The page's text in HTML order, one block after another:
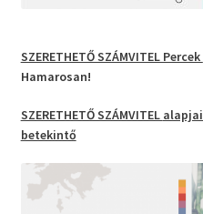
SZERETHETŐ SZÁMVITEL Percek
Hamarosan!
SZERETHETŐ SZÁMVITEL alapjai
betekintő